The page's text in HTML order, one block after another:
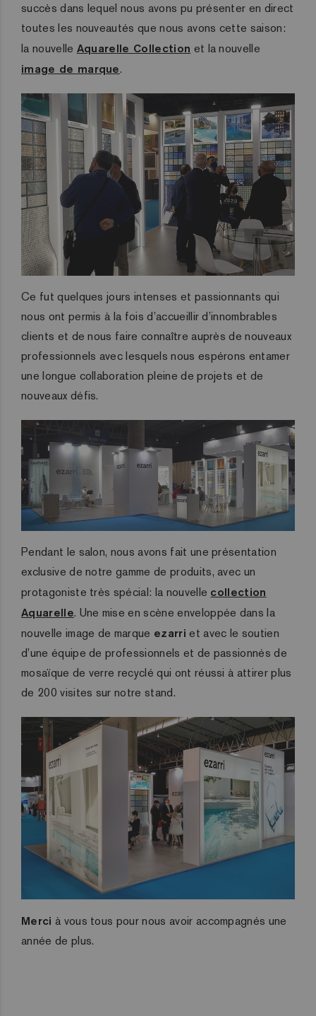
succès dans lequel nous avons pu présenter en direct
toutes les nouveautés que nous avons cette saison:
la nouvelle Aquarelle Collection et la nouvelle
image de marque.
Ce fut quelques jours intenses et passionnants qui
nous ont permis à la fois d’accueillir d’innombrables
clients et de nous faire connaître auprès de nouveaux
professionnels avec lesquels nous espérons entamer
une longue collaboration pleine de projets et de
nouveaux défis.
Pendant le salon, nous avons fait une présentation
exclusive de notre gamme de produits, avec un
protagoniste très spécial: la nouvelle collection
Aquarelle. Une mise en scène enveloppée dans la
nouvelle image de marque ezarri et avec le soutien
d’une équipe de professionnels et de passionnés de
mosaïque de verre recyclé qui ont réussi à attirer plus
de 200 visites sur notre stand.
Merci à vous tous pour nous avoir accompagnés une
année de plus.